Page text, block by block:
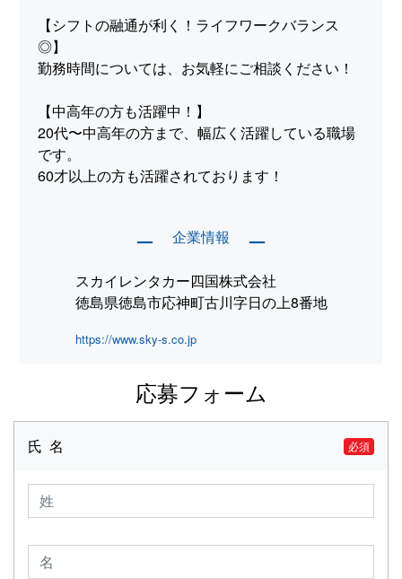
【シフトの融通が利く！ライフワークバランス
◎】
勤務時間については、お気軽にご相談ください！
【中高年の方も活躍中！】
20代〜中高年の方まで、幅広く活躍している職場
です。
60才以上の方も活躍されております！
ー 企業情報 ー
スカイレンタカー四国株式会社
徳島県徳島市応神町古川字日の上8番地
https://www.sky-s.co.jp
応募フォーム
氏 名 必須